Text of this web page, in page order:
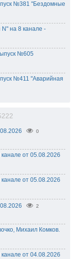
№381 "Бездомные
на 8 канале -
№605
№411 "Аварийная
0
от 05.08.2026
от 05.08.2026
2
Михаил Комков.
от 04.08.2026